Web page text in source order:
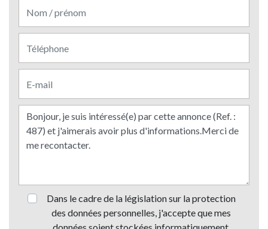
Dans le cadre de la législation sur la protection
des données personnelles, j'accepte que mes